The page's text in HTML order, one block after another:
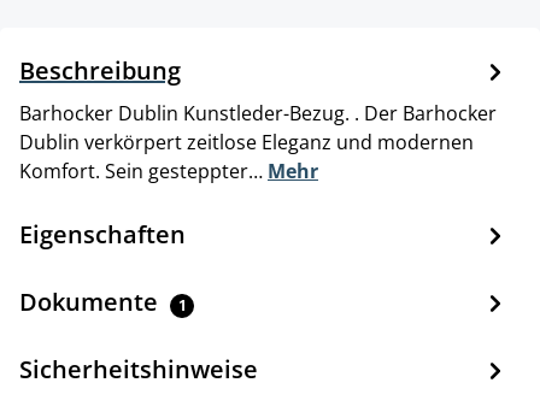
Beschreibung
Barhocker Dublin Kunstleder-Bezug. . Der Barhocker
Dublin verkörpert zeitlose Eleganz und modernen
Komfort. Sein gesteppter… Mehr
Eigenschaften
Dokumente 1
Sicherheitshinweise